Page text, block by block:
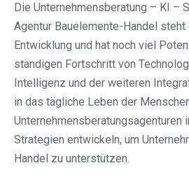
Die Unternehmensberatung – KI –
Agentur Bauelemente-Handel
Entwicklung und hat noch viel
ständigen Fortschritt von
Intelligenz und der weiteren
in das tägliche Leben der
Unternehmensberatungsagenturen
Strategien entwickeln, um
Handel zu unterstützen.